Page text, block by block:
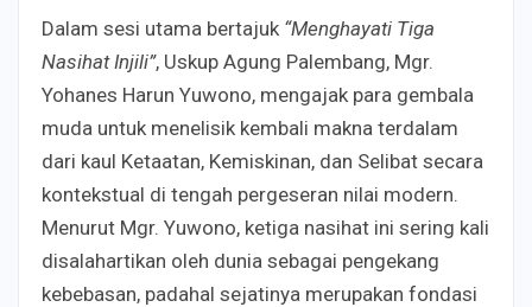
Dalam sesi utama bertajuk “Menghayati Tiga
Nasihat Injili”, Uskup Agung Palembang, Mgr.
Yohanes Harun Yuwono, mengajak para gembala
muda untuk menelisik kembali makna terdalam
dari kaul Ketaatan, Kemiskinan, dan Selibat secara
kontekstual di tengah pergeseran nilai modern.
Menurut Mgr. Yuwono, ketiga nasihat ini sering kali
disalahartikan oleh dunia sebagai pengekang
kebebasan, padahal sejatinya merupakan fondasi